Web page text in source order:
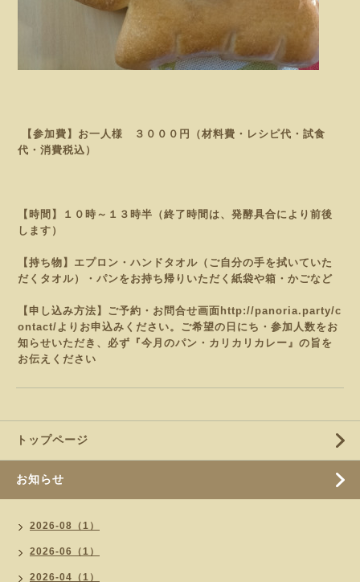
【参加費】お一人様 ３０００円（材料費・レシピ代・試食
代・消費税込）
【時間】１０時～１３時半（終了時間は、発酵具合により前後
します）
【持ち物】エプロン・ハンドタオル（ご自分の手を拭いていた
だくタオル）・パンをお持ち帰りいただく紙袋や箱・かごなど
【申し込み方法】ご予約・お問合せ画面 http://panoria.party/c
ontact/よりお申込みください。 ご希望の日にち・参加人数をお
知らせいただき、必ず『今月のパン・カリカリカレー』の旨を
お伝えください
トップページ
お知らせ
2026-08（1）
2026-06（1）
2026-04（1）